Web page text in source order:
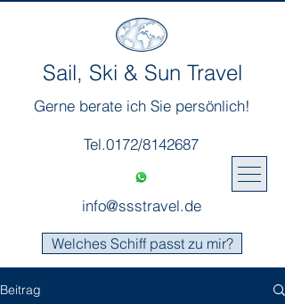
Sail, Ski & Sun Travel
Gerne berate ich Sie persönlich!
Tel.0172/8142687
info@ssstravel.de
Welches Schiff passt zu mir?
Beitrag